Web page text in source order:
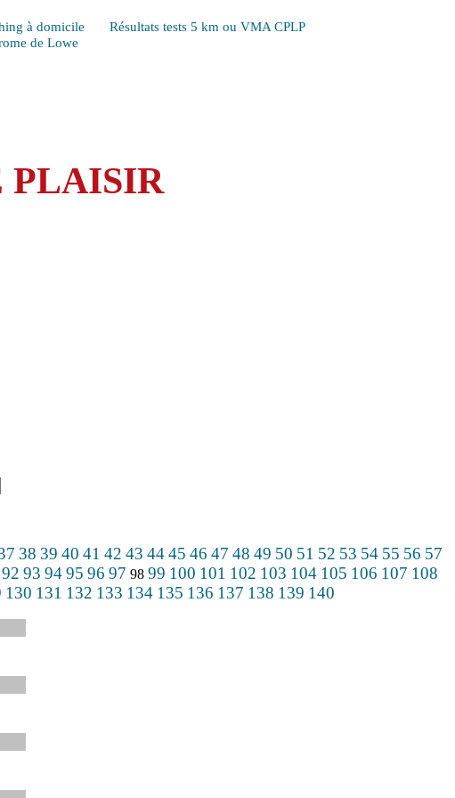
à domicile
Résultats tests 5 km ou VMA CPLP
de Lowe
PLAISIR
38 39 40 41 42 43 4445 46 47 48 49 50 51 52 53 54 55 56 57
92 93 9495 96 97 98 99 100 101 102 103 104 105 106 107 108
130 131 132 133 134 135 136 137 138 139 140